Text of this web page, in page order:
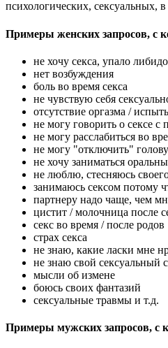
психологических, сексуальных, в
Примеры женских запросов, с
не хочу секса, упало либидо
нет возбуждения
боль во время секса
не чувствую себя
отсутствие оргазма /
не могу говорить о сексе с
не могу расслабиться во
не могу "отключить" голову
не хочу заниматься
не люблю, стесняюсь
занимаюсь сексом потому
партнеру надо чаще, чем
цистит / молочница после
секс во время / после родов
страх секса
не знаю, какие ласки мне
не знаю свой сексуальный
мысли об измене
боюсь своих фантазий
сексуальные травмы и т.д.
Примеры мужских запросов, с